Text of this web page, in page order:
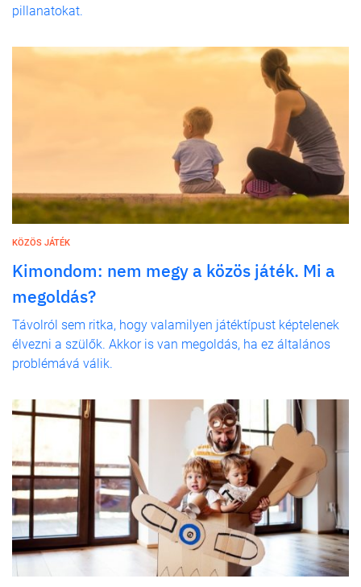
pillanatokat.
KÖZÖS JÁTÉK
Kimondom: nem megy a közös játék. Mi a
megoldás?
Távolról sem ritka, hogy valamilyen játéktípust képtelenek
élvezni a szülők. Akkor is van megoldás, ha ez általános
problémává válik.